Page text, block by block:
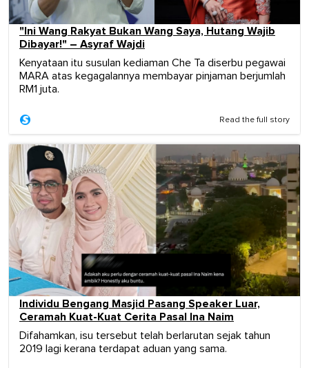
"Ini Wang Rakyat Bukan Wang Saya, Hutang Wajib
Dibayar!" – Asyraf Wajdi
Kenyataan itu susulan kediaman Che Ta diserbu pegawai
MARA atas kegagalannya membayar pinjaman berjumlah
RM1 juta.
Read the full story
Individu Bengang Masjid Pasang Speaker Luar,
Ceramah Kuat-Kuat Cerita Pasal Ina Naim
Difahamkan, isu tersebut telah berlarutan sejak tahun
2019 lagi kerana terdapat aduan yang sama.